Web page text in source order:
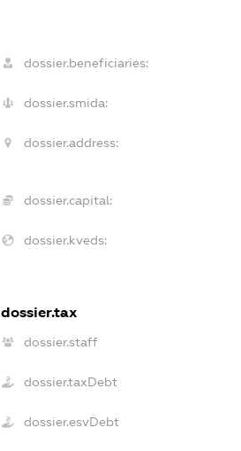
dossier.beneficiaries:
dossier.smida:
dossier.address:
dossier.capital:
dossier.kveds:
dossier.tax
dossier.staff
dossier.taxDebt
dossier.esvDebt